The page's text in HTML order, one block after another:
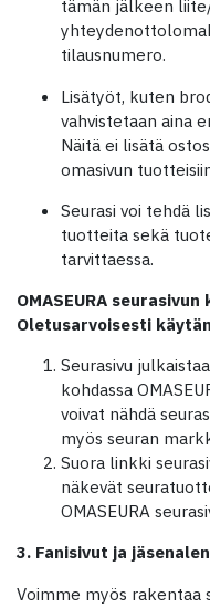
tämän jälkeen
tilausnumero.
Lisätyöt, kuten
vahvistetaan aina
Näitä ei lisätä
omasivun
Seurasi voi tehdä
tuotteita sekä
tarvittaessa.
OMASEURA
Oletusarvoisesti
Seurasivu
kohdassa
voivat nähdä
myös seuran
Suora linkki
näkevät
OMASEURA
3. Fanisivut ja
Voimme myös rakentaa